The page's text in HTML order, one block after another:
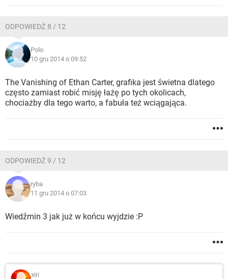
ODPOWIEDŹ 8 / 12
Polo
10 gru 2014 o 09:52
The Vanishing of Ethan Carter, grafika jest świetna dlatego
często zamiast robić misję łażę po tych okolicach,
chociażby dla tego warto, a fabuła też wciągająca.
ODPOWIEDŹ 9 / 12
ryba
11 gru 2014 o 07:03
Wiedźmin 3 jak już w końcu wyjdzie :P
xiri